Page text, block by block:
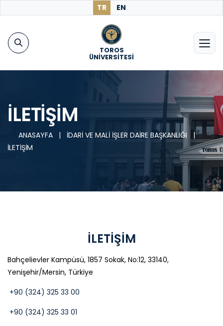
TR EN
TOROS
ÜNİVERSİTESİ
İLETİŞİM
ANASAYFA | İDARİ VE MALİ İŞLER DAİRE BAŞKANLIĞI
|
İLETİŞİM
İLETİŞİM
Bahçelievler Kampüsü, 1857 Sokak, No:12, 33140,
Yenişehir/Mersin, Türkiye
+90 (324) 325 33 00
+90 (324) 325 33 01